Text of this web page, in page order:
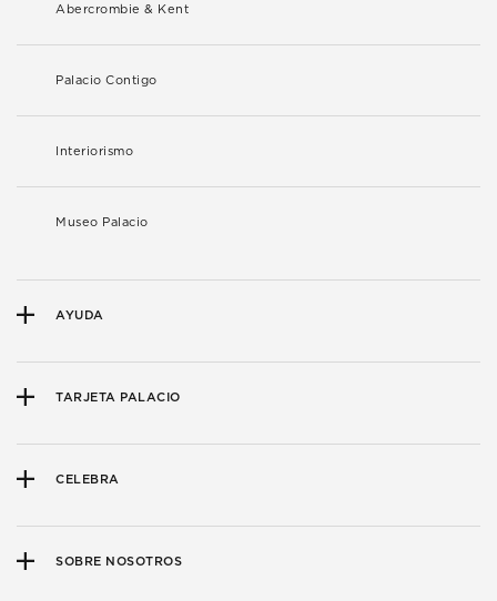
Abercrombie & Kent
Palacio Contigo
Interiorismo
Museo Palacio
AYUDA
TARJETA PALACIO
CELEBRA
SOBRE NOSOTROS